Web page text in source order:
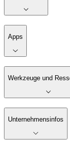
Apps
Werkzeuge und
Unternehmensinfos